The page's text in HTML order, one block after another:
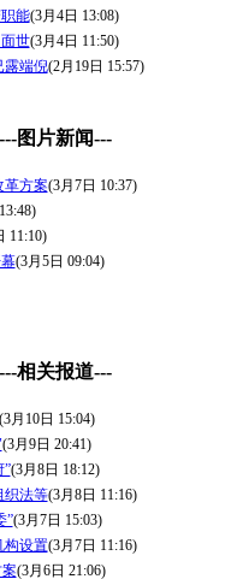
能(3月4日 13:08)
世(3月4日 11:50)
露端倪(2月19日 15:57)
---图片新闻---
革方案(3月7日 10:37)
11:10)
(3月5日 09:04)
---相关报道---
(3月10日 15:04)
(3月9日 20:41)
”(3月8日 18:12)
织法等(3月8日 11:16)
”(3月7日 15:03)
构设置(3月7日 11:16)
(3月6日 21:06)